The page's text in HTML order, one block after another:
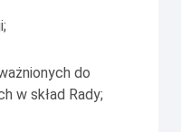
do
w skład Rady;